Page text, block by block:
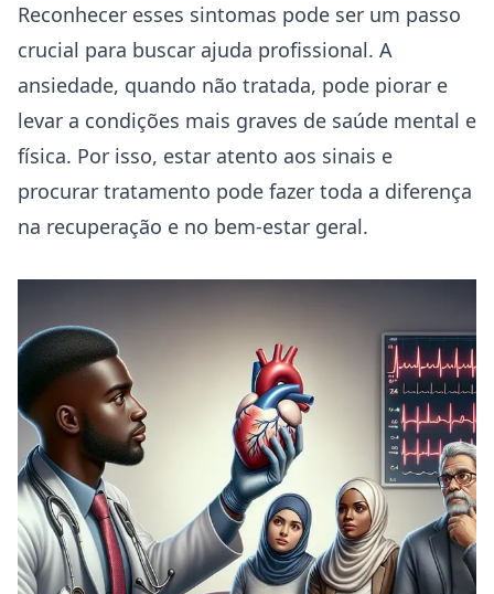
Reconhecer esses sintomas pode ser um passo
crucial para buscar ajuda profissional. A
ansiedade, quando não tratada, pode piorar e
levar a condições mais graves de saúde mental e
física. Por isso, estar atento aos sinais e
procurar tratamento pode fazer toda a diferença
na recuperação e no bem-estar geral.